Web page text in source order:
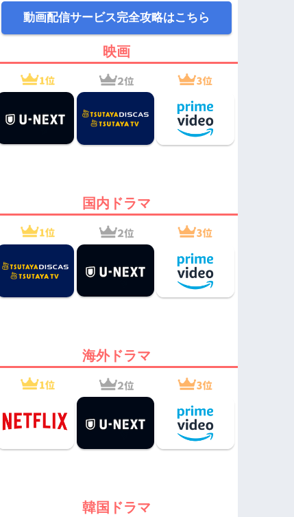
動画配信サービス完全攻略はこちら
映画
国内ドラマ
海外ドラマ
韓国ドラマ